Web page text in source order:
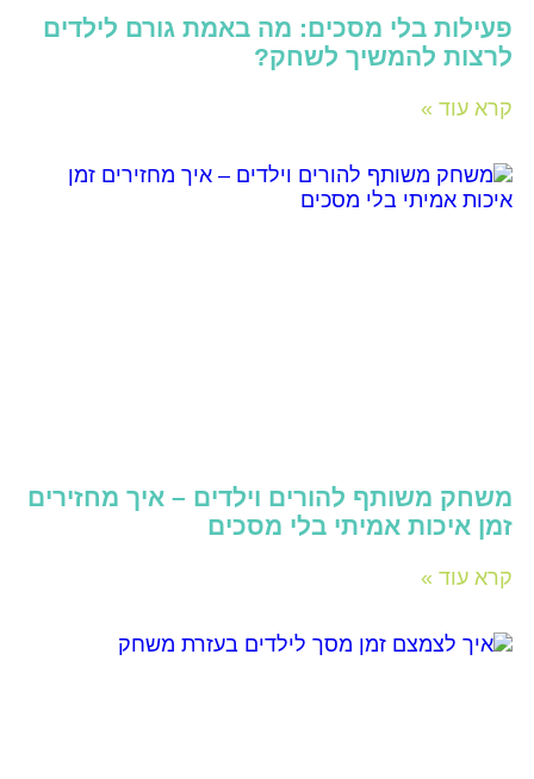
פעילות בלי מסכים: מה באמת גורם לילדים
לרצות להמשיך לשחק?
קרא עוד »
משחק משותף להורים וילדים – איך מחזירים
זמן איכות אמיתי בלי מסכים
קרא עוד »